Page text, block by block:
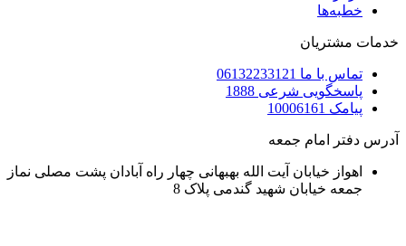
خطبه‌ها
خدمات مشتریان
تماس با ما 06132233121
پاسخگویی شرعی 1888
پیامک 10006161
آدرس دفتر امام جمعه
اهواز خیابان آیت الله بهبهانی چهار راه آبادان پشت مصلی نماز
جمعه خیابان شهید گندمی پلاک 8